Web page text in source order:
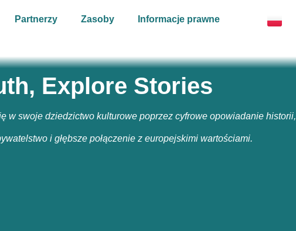
Partnerzy Zasoby Informacje prawne
Explore Stories
w swoje dziedzictwo kulturowe poprzez cyfrowe opowiadanie historii,
i głębsze połączenie z europejskimi wartościami.